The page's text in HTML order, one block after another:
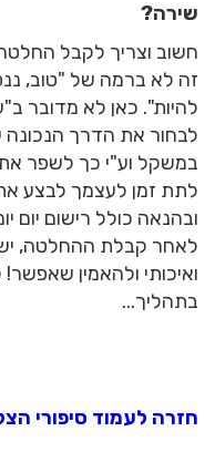
שירה?
חשוב וצריך לקבל
זה לא ברמה של "טוב,
להיות". כאן לא מדובר
לבחור את הדרך
במשקל וע"י כך לשפר את
לתת זמן לעצמך לבצע
ובהנאה כולל רישום יום
לאחר קבלת ההחלטה, יש
ואיכותי ולהאמין
בתהליך...
חזרה לעמוד סיפורי